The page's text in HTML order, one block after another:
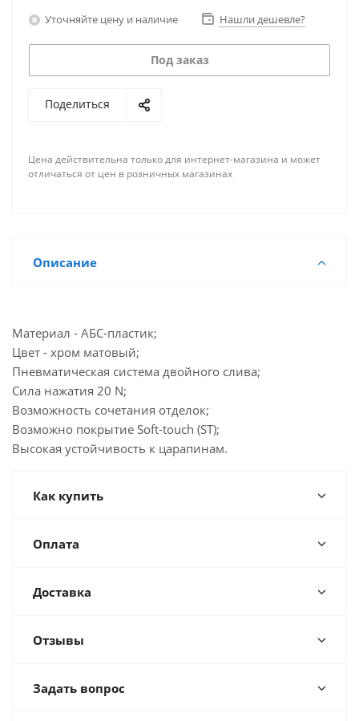
Уточняйте цену и наличие Нашли дешевле?
Под заказ
Поделиться
Цена действительна только для интернет-магазина и может
отличаться от цен в розничных магазинах
Описание
Материал - АБС-пластик;
Цвет - хром матовый;
Пневматическая система двойного слива;
Сила нажатия 20 N;
Возможность сочетания отделок;
Возможно покрытие Soft-touch (ST);
Высокая устойчивость к царапинам.
Как купить
Оплата
Доставка
Отзывы
Задать вопрос